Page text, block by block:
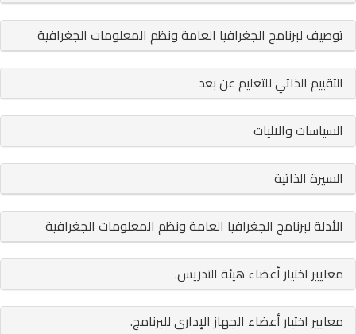
توصيف لبرنامج الجغرافيا العامة ونظم المعلومات الجغرافية
التقييم الذاتي للتعليم عن بعد
السياسات والاليات
السيرة الذاتية
الأدلة لبرنامج الجغرافيا العامة ونظم المعلومات الجغرافية
معايير اختيار أعضاء هيئة التدريس.
معايير اختيار أعضاء الجهاز الإدارى للبرنامج.